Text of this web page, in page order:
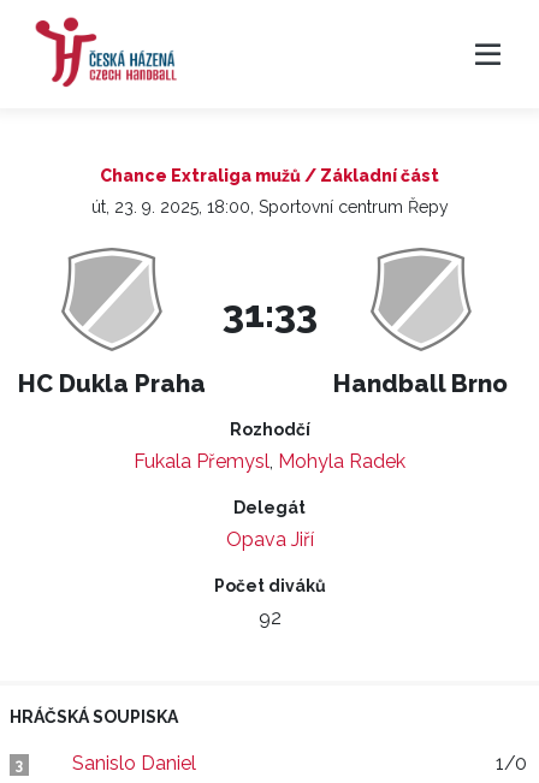
Chance Extraliga mužů / Základní část
út, 23. 9. 2025, 18:00, Sportovní centrum Řepy
HC Dukla Praha
31:33
Handball Brno
Rozhodčí
Fukala Přemysl, Mohyla Radek
Delegát
Opava Jiří
Počet diváků
92
HRÁČSKÁ SOUPISKA
3 Sanislo Daniel 1/0